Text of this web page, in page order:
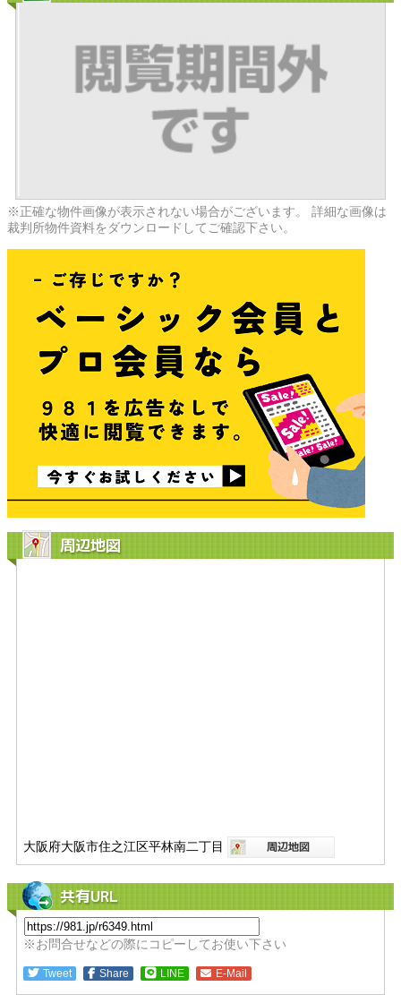
※正確な物件画像が表示されない場合がございます。 詳細な画像は
裁判所物件資料をダウンロードしてご確認下さい。
周辺地図
大阪府大阪市住之江区平林南二丁目
共有URL
※お問合せなどの際にコピーしてお使い下さい
Tweet Share LINE E-Mail